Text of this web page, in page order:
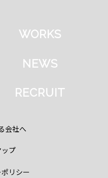
WORKS
NEWS
RECRUIT
会社へ
プ
リシー